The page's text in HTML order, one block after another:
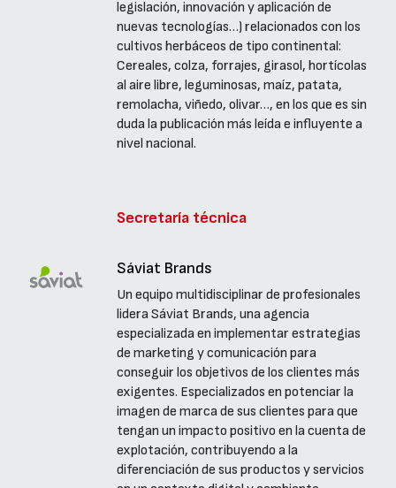
legislación, innovación y aplicación de
nuevas tecnologías…) relacionados con los
cultivos herbáceos de tipo continental:
Cereales, colza, forrajes, girasol, hortícolas
al aire libre, leguminosas, maíz, patata,
remolacha, viñedo, olivar…, en los que es sin
duda la publicación más leída e influyente a
nivel nacional.
Secretaría técnica
Sáviat Brands
Un equipo multidisciplinar de profesionales
lidera Sáviat Brands, una agencia
especializada en implementar estrategias
de marketing y comunicación para
conseguir los objetivos de los clientes más
exigentes. Especializados en potenciar la
imagen de marca de sus clientes para que
tengan un impacto positivo en la cuenta de
explotación, contribuyendo a la
diferenciación de sus productos y servicios